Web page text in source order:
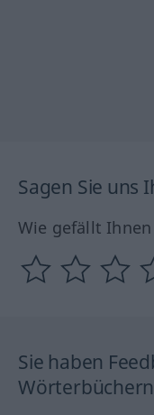
Sagen Sie uns
Wie gefällt
Sie haben